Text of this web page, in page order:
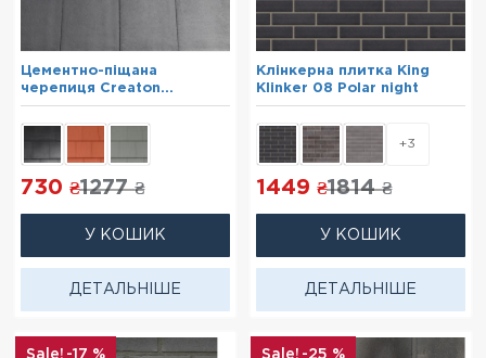
Цементно-піщана
черепиця Creaton
Kapstadt чорний
730 ₴1277₴
У КОШИК
ДЕТАЛЬНІШЕ
+3
Клінкерна плитка King
Klinker 08 Polar night
1449 ₴1814₴
У КОШИК
ДЕТАЛЬНІШЕ
-17 % -25 %